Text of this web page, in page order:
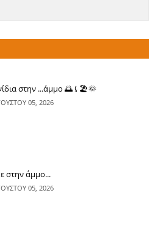
στην ...άμμο 🌅⤹🏖🌞
05, 2026
στην άμμο...
05, 2026